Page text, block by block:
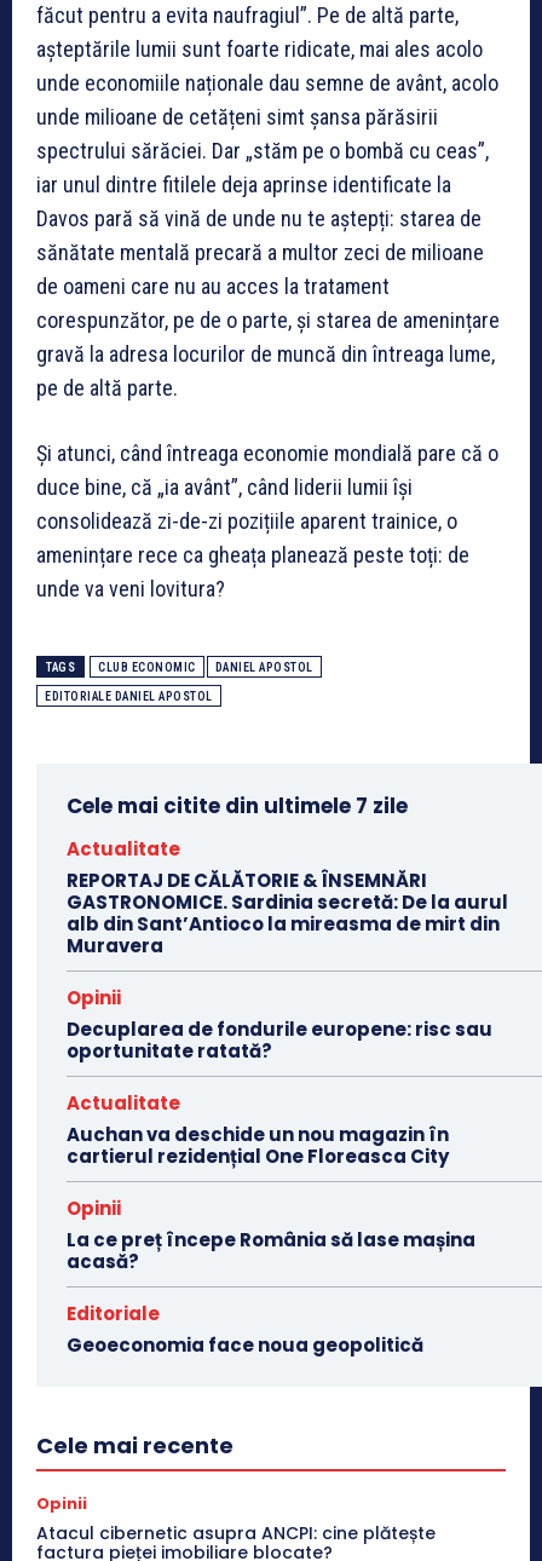
făcut pentru a evita naufragiul”. Pe de altă parte,
aşteptările lumii sunt foarte ridicate, mai ales acolo
unde economiile naționale dau semne de avânt, acolo
unde milioane de cetățeni simt șansa părăsirii
spectrului sărăciei. Dar „stăm pe o bombă cu ceas”,
iar unul dintre fitilele deja aprinse identificate la
Davos pară să vină de unde nu te aștepți: starea de
sănătate mentală precară a multor zeci de milioane
de oameni care nu au acces la tratament
corespunzător, pe de o parte, și starea de amenințare
gravă la adresa locurilor de muncă din întreaga lume,
pe de altă parte.
Și atunci, când întreaga economie mondială pare că o
duce bine, că „ia avânt”, când liderii lumii își
consolidează zi-de-zi pozițiile aparent trainice, o
amenințare rece ca gheața planează peste toți: de
unde va veni lovitura?
TAGS CLUB ECONOMIC DANIEL APOSTOL
EDITORIALE DANIEL APOSTOL
Cele mai citite din ultimele 7 zile
Actualitate
REPORTAJ DE CĂLĂTORIE & ÎNSEMNĂRI
GASTRONOMICE. Sardinia secretă: De la aurul
alb din Sant’Antioco la mireasma de mirt din
Muravera
Opinii
Decuplarea de fondurile europene: risc sau
oportunitate ratată?
Actualitate
Auchan va deschide un nou magazin în
cartierul rezidențial One Floreasca City
Opinii
La ce preț începe România să lase mașina
acasă?
Editoriale
Geoeconomia face noua geopolitică
Cele mai recente
Opinii
Atacul cibernetic asupra ANCPI: cine plătește
factura pieței imobiliare blocate?